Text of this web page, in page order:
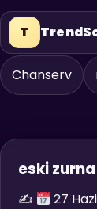
T
Chanserv
eski
✍️ 27